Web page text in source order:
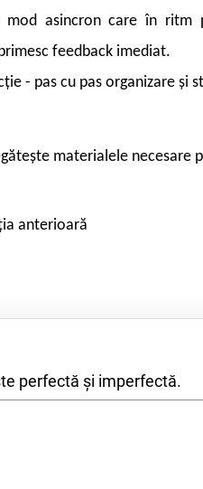
asincron care în ritm
feedback imediat.
- pas cu pas organizare şi
pregătește materialele
anterioară
perfectă și imperfectă.